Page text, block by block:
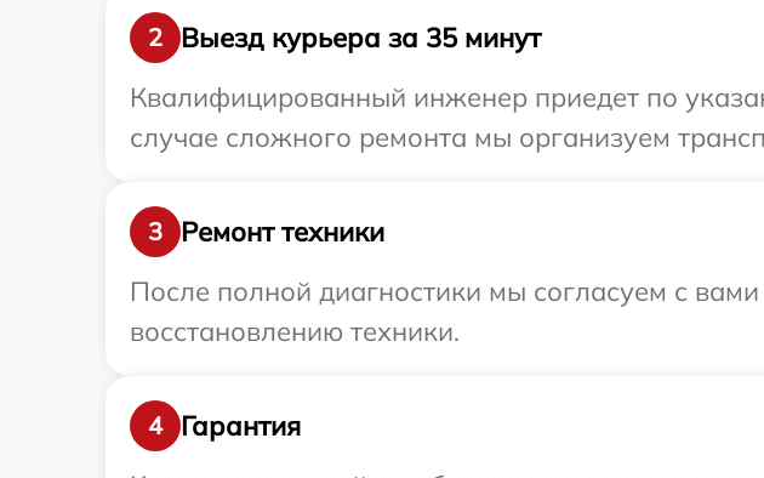
2
Выезд курьера за 35 минут
Квалифицированный инженер приедет по
случае сложного ремонта мы организуем
3
Ремонт техники
После полной диагностики мы согласуем с
восстановлению техники.
4
Гарантия